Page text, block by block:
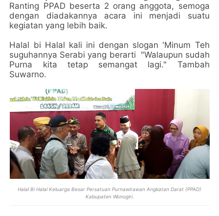
Ranting PPAD beserta 2 orang anggota, semoga
dengan diadakannya acara ini menjadi suatu
kegiatan yang lebih baik.
Halal bi Halal kali ini dengan slogan 'Minum Teh
suguhannya Serabi yang berarti "Walaupun sudah
Purna kita tetap semangat lagi." Tambah
Suwarno.
Halal Bi Halal Keluarga Besar Persatuan Purnawirawan Angkatan Darat (PPAD)
Kabupaten Wonogiri.